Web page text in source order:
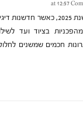
עולם הסקי עובר מהפכה טכנולוגית מרתקת בשנת
בציוד ועד
חכמים שמשנים